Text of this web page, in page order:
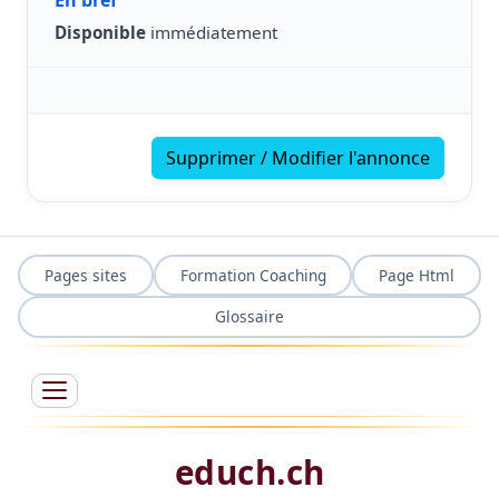
Disponible immédiatement
Supprimer / Modifier l'annonce
Pages sites Formation Coaching
Page Html
Glossaire
educh.ch